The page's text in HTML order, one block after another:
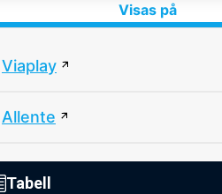
Visas på
Viaplay
Allente
Tabell